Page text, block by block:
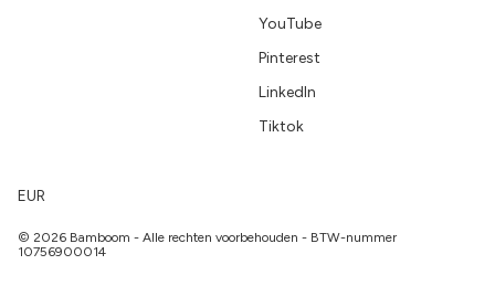
YouTube
Pinterest
LinkedIn
Tiktok
EUR
© 2026 Bamboom - Alle rechten voorbehouden - BTW-nummer
10756900014